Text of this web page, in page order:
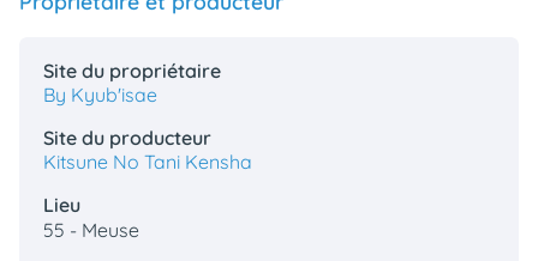
Site du propriétaire
By Kyub'isae
Site du producteur
Kitsune No Tani Kensha
Lieu
55 - Meuse